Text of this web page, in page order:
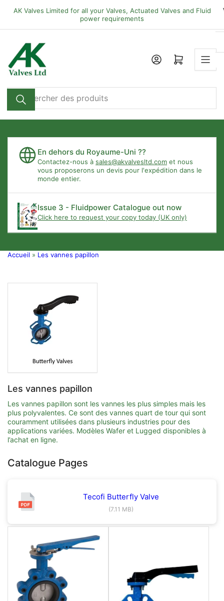
au
contenu
AK Valves Limited for all your Valves, Actuated Valves and Fluid
power requirements
Rechercher
des
produits
Ouvrir le panier
En dehors du Royaume-Uni ??
Contactez-nous à sales@akvalvesltd.com et nous
vous proposerons un devis pour l'expédition dans le
monde entier.
Issue 3 - Fluidpower Catalogue out now
Click here to request your copy today (UK only)
Accueil » Les vannes papillon
Les vannes papillon
Les vannes papillon sont les vannes les plus simples mais les
plus polyvalentes. Ce sont des vannes quart de tour qui sont
couramment utilisées dans plusieurs industries pour des
applications variées. Modèles Wafer et Lugged disponibles à
l’achat en ligne.
Catalogue Pages
Tecofi Butterfly Valve
(7.11 MB)